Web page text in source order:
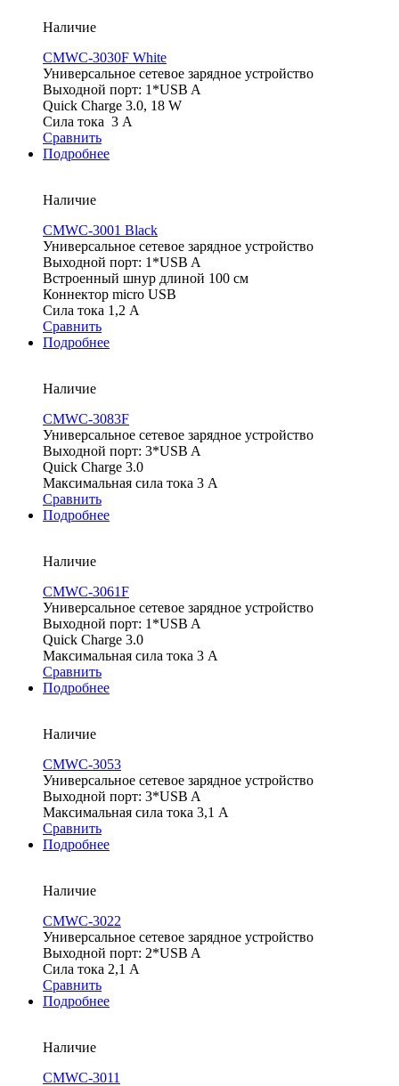
Наличие
CMWC-3030F White
Универсальное сетевое зарядное устройство
Выходной порт: 1*USB A
Quick Charge 3.0, 18 W
Сила тока 3 А
Сравнить
Подробнее
Наличие
CMWC-3001 Black
Универсальное сетевое зарядное устройство
Выходной порт: 1*USB A
Встроенный шнур длиной 100 см
Коннектор micro USB
Сила тока 1,2 А
Сравнить
Подробнее
Наличие
CMWC-3083F
Универсальное сетевое зарядное устройство
Выходной порт: 3*USB A
Quick Charge 3.0
Максимальная сила тока 3 А
Сравнить
Подробнее
Наличие
CMWC-3061F
Универсальное сетевое зарядное устройство
Выходной порт: 1*USB A
Quick Charge 3.0
Максимальная сила тока 3 А
Сравнить
Подробнее
Наличие
CMWC-3053
Универсальное сетевое зарядное устройство
Выходной порт: 3*USB A
Максимальная сила тока 3,1 А
Сравнить
Подробнее
Наличие
CMWC-3022
Универсальное сетевое зарядное устройство
Выходной порт: 2*USB A
Сила тока 2,1 А
Сравнить
Подробнее
Наличие
CMWC-3011